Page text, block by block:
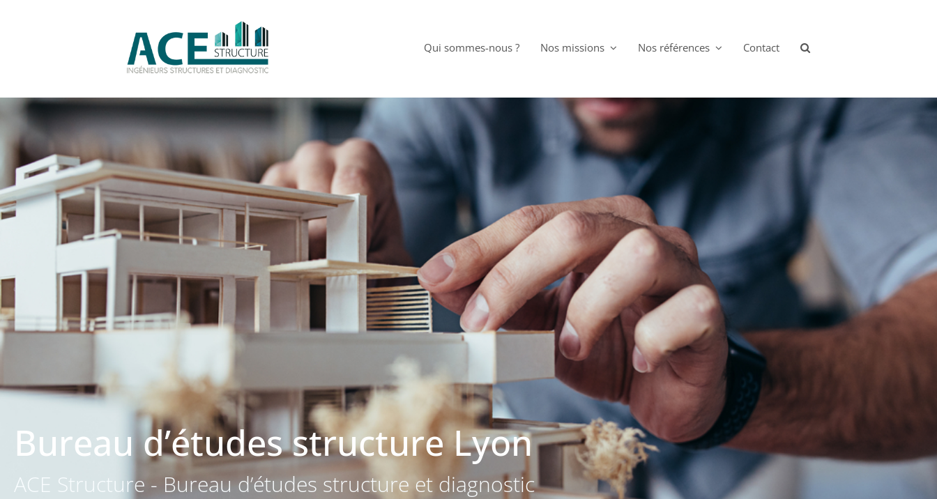
Qui sommes-nous ? Nos missions Nos références Contact
Bureau d’études structure Lyon
ACE Structure - Bureau d’études structure et diagnostic